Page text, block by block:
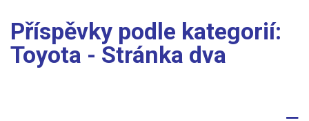
Příspěvky podle kategorií:
Toyota - Stránka dva